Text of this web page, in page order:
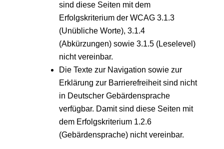
sind diese Seiten mit dem
Erfolgskriterium der WCAG 3.1.3
(Unübliche Worte), 3.1.4
(Abkürzungen) sowie 3.1.5 (Leselevel)
nicht vereinbar.
Die Texte zur Navigation sowie zur
Erklärung zur Barrierefreiheit sind nicht
in Deutscher Gebärdensprache
verfügbar. Damit sind diese Seiten mit
dem Erfolgskriterium 1.2.6
(Gebärdensprache) nicht vereinbar.